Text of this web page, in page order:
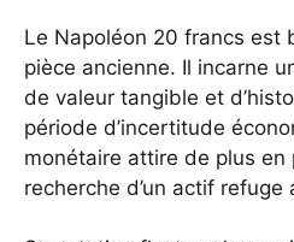
Le Napoléon 20 francs est
pièce ancienne. Il incarne
de valeur tangible et
période d’incertitude
monétaire attire de plus en
recherche d’un actif refuge